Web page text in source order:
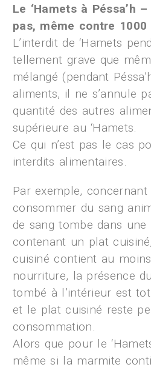
Le ‘Hamets à Péssa’h
pas, même contre 1000
L’interdit de ‘Hamets
tellement grave que
mélangé (pendant
aliments, il ne s’annule
quantité des autres
supérieure au ‘Hamets.
Ce qui n’est pas le cas
interdits alimentaires.
Par exemple, concernant
consommer du sang
de sang tombe dans une
contenant un plat
cuisiné contient au
nourriture, la présence
tombé à l’intérieur est
et le plat cuisiné reste
consommation.
Alors que pour le
même si la marmite